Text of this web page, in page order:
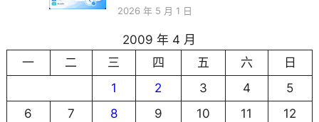
2026 年 5 月 1 日
2009 年 4 月
一
二 三 四 五 六
日
1
2 3 4
5
6
7 8 9 10 11
12